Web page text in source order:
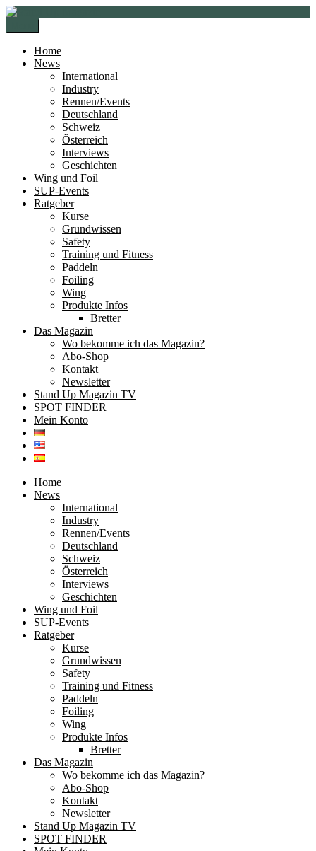
Zur
Navigation
springen
Zum
springen
Home
News
International
Industry
Rennen/Events
Deutschland
Schweiz
Österreich
Interviews
Geschichten
Wing und Foil
SUP-Events
Ratgeber
Kurse
Grundwissen
Safety
Training und Fitness
Paddeln
Foiling
Wing
Produkte Infos
Bretter
Das Magazin
Wo bekomme ich das Magazin?
Abo-Shop
Kontakt
Newsletter
Stand Up Magazin TV
SPOT FINDER
Mein Konto
Home
News
International
Industry
Rennen/Events
Deutschland
Schweiz
Österreich
Interviews
Geschichten
Wing und Foil
SUP-Events
Ratgeber
Kurse
Grundwissen
Safety
Training und Fitness
Paddeln
Foiling
Wing
Produkte Infos
Bretter
Das Magazin
Wo bekomme ich das Magazin?
Abo-Shop
Kontakt
Newsletter
Stand Up Magazin TV
SPOT FINDER